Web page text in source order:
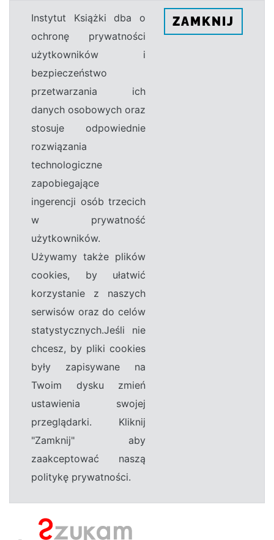
Instytut Książki dba o
ochronę prywatności
użytkowników i
bezpieczeństwo
przetwarzania ich
danych osobowych oraz
stosuje odpowiednie
rozwiązania
technologiczne
zapobiegające
ingerencji osób trzecich
w prywatność
użytkowników.
Używamy także plików
cookies, by ułatwić
korzystanie z naszych
serwisów oraz do celów
statystycznych.Jeśli nie
chcesz, by pliki cookies
były zapisywane na
Twoim dysku zmień
ustawienia swojej
przeglądarki. Kliknij
"Zamknij" aby
zaakceptować naszą
politykę prywatności.
ZAMKNIJ